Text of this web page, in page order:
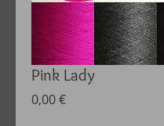
Pink Lady
0,00 €Preis